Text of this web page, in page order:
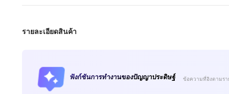
รายละเอียดสินค้า
ฟังก์ชันการทำงานของปัญญาประดิษฐ์ ข้อความที่อิงตามรา
282K ผู้ติดตาม